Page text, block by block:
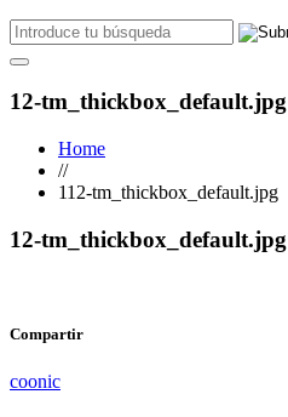
12-tm_thickbox_default.jpg
Home
//
112-tm_thickbox_default.jpg
12-tm_thickbox_default.jpg
Compartir
coonic